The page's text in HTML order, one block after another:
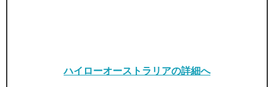
ハイローオーストラリアの詳細へ